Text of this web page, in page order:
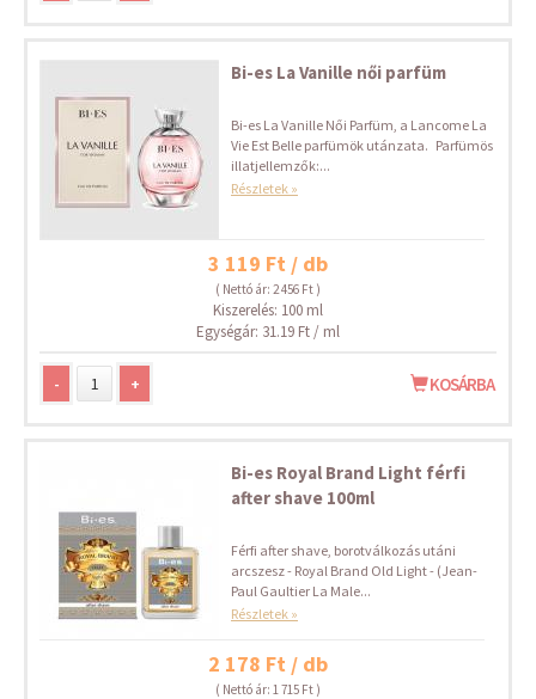
Bi-es La Vanille női parfüm
Bi-es La Vanille Női Parfüm, a Lancome La
Vie Est Belle parfümök utánzata. Parfümös
illatjellemzők:...
Részletek »
3 119 Ft / db
( Nettó ár: 2 456 Ft )
Kiszerelés: 100 ml
Egységár: 31.19 Ft / ml
- + KOSÁRBA
Bi-es Royal Brand Light férfi
after shave 100ml
Férfi after shave, borotválkozás utáni
arcszesz - Royal Brand Old Light - (Jean-
Paul Gaultier La Male...
Részletek »
2 178 Ft / db
( Nettó ár: 1 715 Ft )